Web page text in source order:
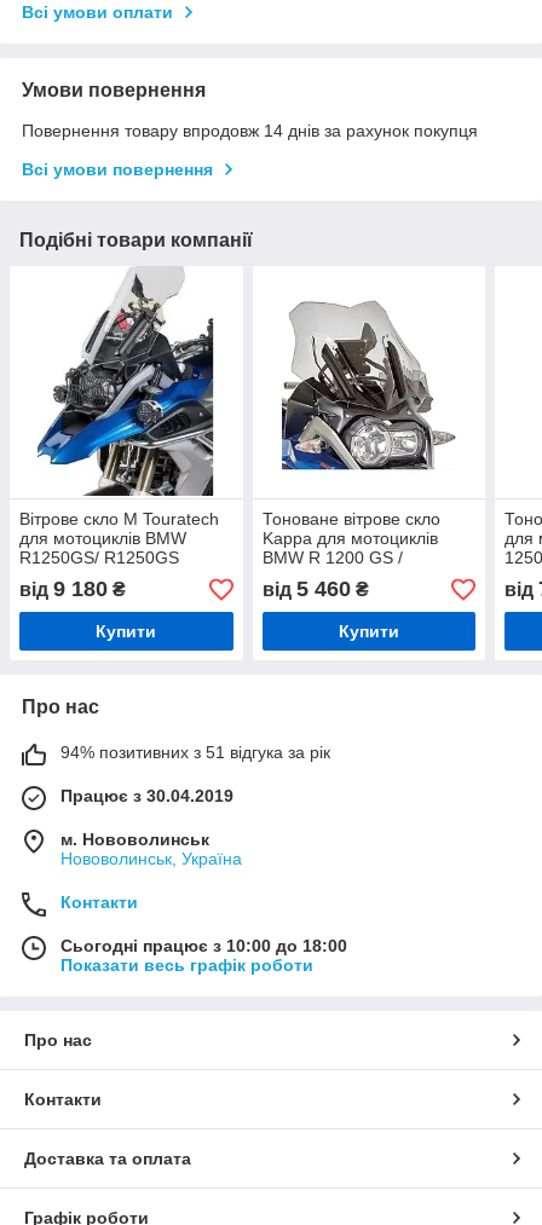
Всі умови оплати
Умови повернення
Повернення товару впродовж 14 днів за рахунок покупця
Всі умови повернення
Подібні товари компанії
Вітрове скло M Touratech
для мотоциклів BMW
R1250GS/ R1250GS
Adventure/ R1200GS (LC)
прозоре
від 9 180 ₴
Купити
Тоноване вітрове скло
Kappa для мотоциклів
BMW R 1200 GS /
Adventure (16-18), R 1250
GS / Adventure (19-)
від 5 460₴
Купити
для
від
Про нас
94% позитивних з 51 відгука за рік
Працює з 30.04.2019
м. Нововолинськ
Нововолинськ, Україна
Контакти
Сьогодні працює з 10:00 до 18:00
Показати весь графік роботи
Про нас
Контакти
Доставка та оплата
Графік роботи